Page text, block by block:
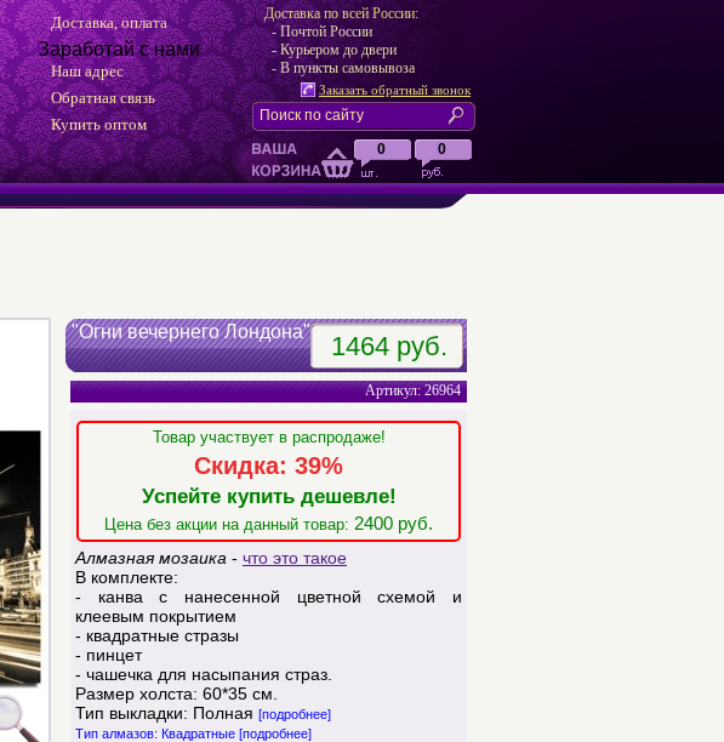
Доставка, оплата
Заработай с нами
Наш адрес
Обратная связь
Купить оптом
Доставка по всей России:
- Почтой России
- Курьером до двери
- В пункты самовывоза
Заказать обратный звонок
0 0
"Огни вечернего Лондона" 1464 руб.
Артикул: 26964
Товар участвует в распродаже!
Скидка: 39%
Успейте купить дешевле!
Цена без акции на данный товар: 2400 руб.
Алмазная мозаика - что это такое
В комплекте:
- канва с нанесенной цветной схемой и
клеевым покрытием
- квадратные стразы
- пинцет
- чашечка для насыпания страз.
Размер холста: 60*35 см.
Тип выкладки: Полная [подробнее]
Тип алмазов: Квадратные [подробнее]